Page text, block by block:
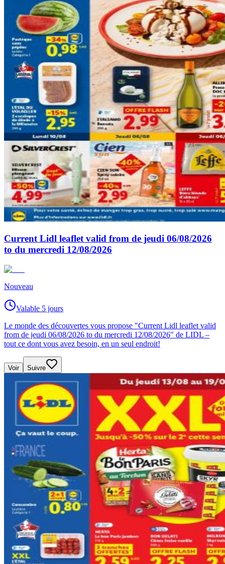
Current Lidl leaflet valid from de jeudi 06/08/2026
to du mercredi 12/08/2026
Nouveau
Valable 5 jours
Le monde des découvertes vous propose "Current Lidl leaflet valid
from de jeudi 06/08/2026 to du mercredi 12/08/2026" de LIDL –
tout ce dont vous avez besoin, en un seul endroit!
Voir Suivre